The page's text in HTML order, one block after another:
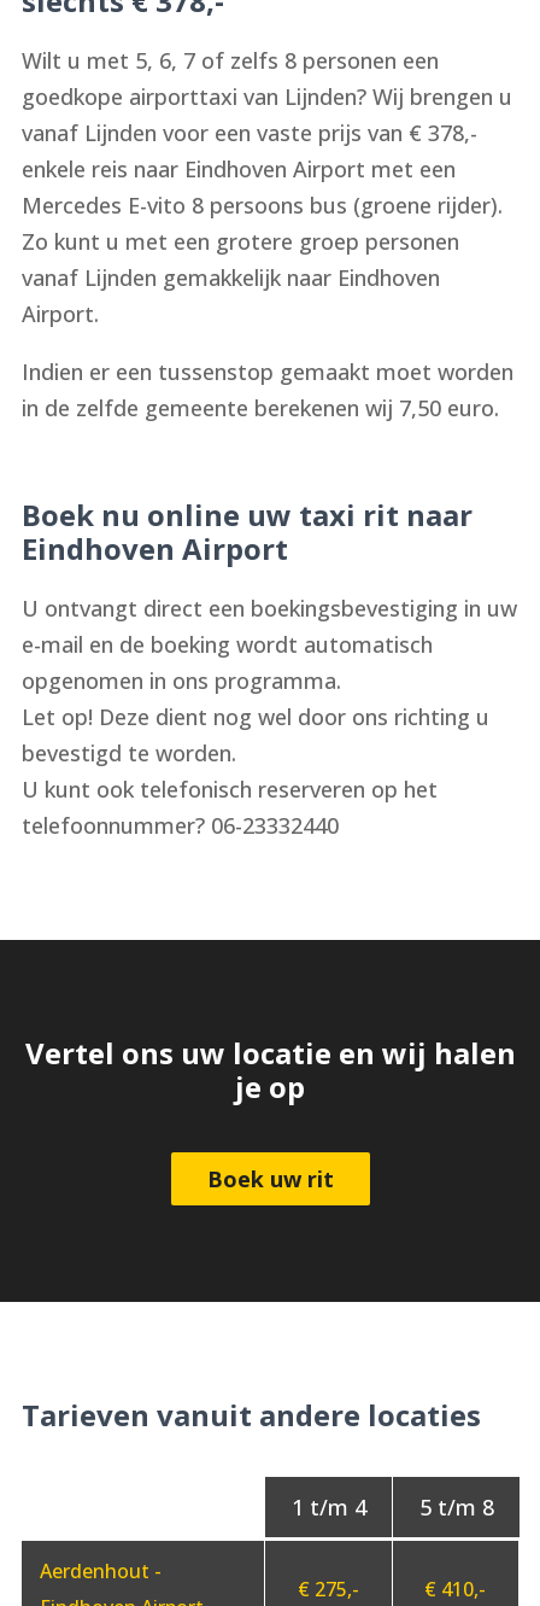
Wilt u met 5, 6, 7 of zelfs 8 personen een
goedkope airporttaxi van Lijnden? Wij brengen u
vanaf Lijnden voor een vaste prijs van € 378,-
enkele reis naar Eindhoven Airport met een
Mercedes E-vito 8 persoons bus (groene rijder).
Zo kunt u met een grotere groep personen
vanaf Lijnden gemakkelijk naar Eindhoven
Airport.
Indien er een tussenstop gemaakt moet worden
in de zelfde gemeente berekenen wij 7,50 euro.
Boek nu online uw taxi rit naar
Eindhoven Airport
U ontvangt direct een boekingsbevestiging in uw
e-mail en de boeking wordt automatisch
opgenomen in ons programma.
Let op! Deze dient nog wel door ons richting u
bevestigd te worden.
U kunt ook telefonisch reserveren op het
telefoonnummer? 06-23332440
Vertel ons uw locatie en wij halen
je op
Boek uw rit
Tarieven vanuit andere locaties
Aerdenhout -
€ 275,- € 410,-